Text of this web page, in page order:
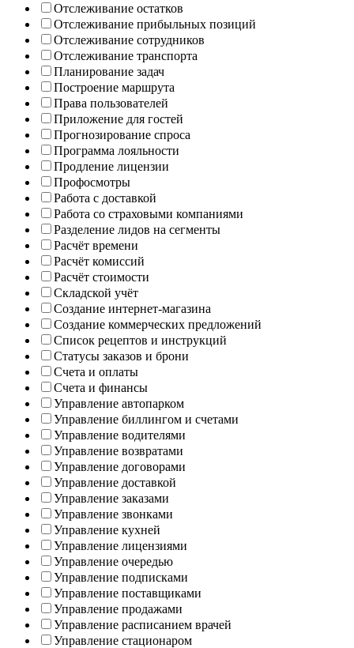
Отслеживание остатков
Отслеживание прибыльных позиций
Отслеживание сотрудников
Отслеживание транспорта
Планирование задач
Построение маршрута
Права пользователей
Приложение для гостей
Прогнозирование спроса
Программа лояльности
Продление лицензии
Профосмотры
Работа с доставкой
Работа со страховыми компаниями
Разделение лидов на сегменты
Расчёт времени
Расчёт комиссий
Расчёт стоимости
Складской учёт
Создание интернет-магазина
Создание коммерческих предложений
Список рецептов и инструкций
Статусы заказов и брони
Счета и оплаты
Счета и финансы
Управление автопарком
Управление биллингом и счетами
Управление водителями
Управление возвратами
Управление договорами
Управление доставкой
Управление заказами
Управление звонками
Управление кухней
Управление лицензиями
Управление очередью
Управление подписками
Управление поставщиками
Управление продажами
Управление расписанием врачей
Управление стационаром